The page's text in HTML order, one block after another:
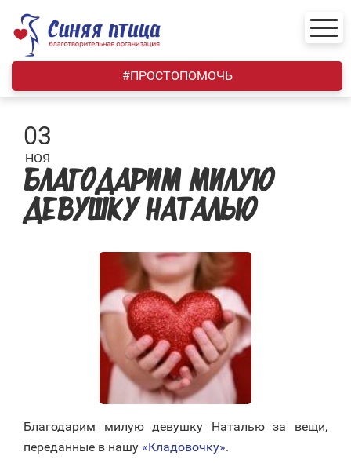
content
#ПРОСТОПОМОЧЬ
03
НОЯ
БЛАГОДАРИМ МИЛУЮ
ДЕВУШКУ НАТАЛЬЮ
Благодарим милую девушку Наталью за вещи,
переданные в нашу «Кладовочку».